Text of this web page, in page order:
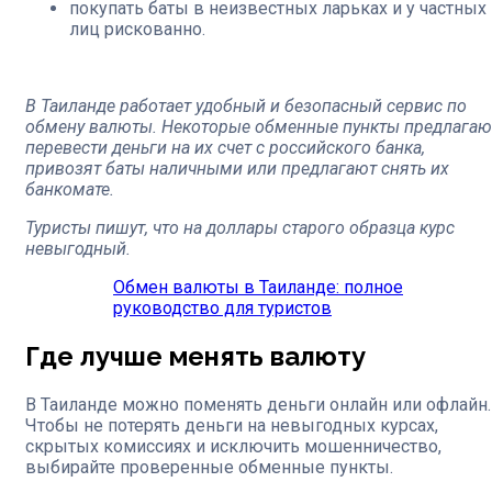
покупать баты в неизвестных ларьках и у частных
лиц рискованно.
В Таиланде работает удобный и безопасный сервис по
обмену валюты. Некоторые обменные пункты
перевести деньги на их счет с российского банка,
привозят баты наличными или предлагают снять их
банкомате.
Туристы пишут, что на доллары старого образца курс
невыгодный.
Обмен валюты в Таиланде: полное
руководство для туристов
Где лучше менять валюту
В Таиланде можно поменять деньги онлайн или офлайн.
Чтобы не потерять деньги на невыгодных курсах,
скрытых комиссиях и исключить мошенничество,
выбирайте проверенные обменные пункты.